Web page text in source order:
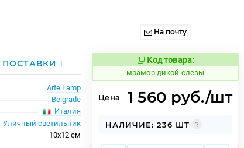
На почту
ПОСТАВКИ1
Arte Lamp
Belgrade
Италия
Уличный светильник
10x12 см
Код товара:
1065721 Код товара:
мрамор дикой слезы
Цена 1 560 руб./шт
НАЛИЧИЕ: 236 ШТ